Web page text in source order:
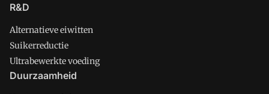
R&D
Alternatieve eiwitten
Suikerreductie
Ultrabewerkte voeding
Duurzaamheid